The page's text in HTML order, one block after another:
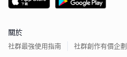
關於
社群最強使用指南
社群創作有價企劃